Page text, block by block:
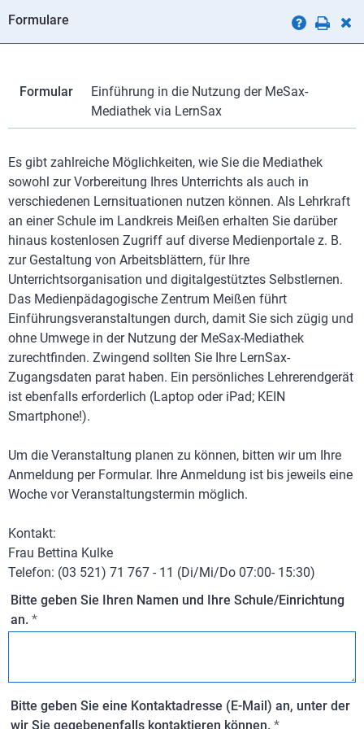
Formulare
Formular
Einführung in die Nutzung der MeSax-
Mediathek via LernSax
Es gibt zahlreiche Möglichkeiten, wie Sie die Mediathek
sowohl zur Vorbereitung Ihres Unterrichts als auch in
verschiedenen Lernsituationen nutzen können. Als Lehrkraft
an einer Schule im Landkreis Meißen erhalten Sie darüber
hinaus kostenlosen Zugriff auf diverse Medienportale z. B.
zur Gestaltung von Arbeitsblättern, für Ihre
Unterrichtsorganisation und digitalgestütztes Selbstlernen.
Das Medienpädagogische Zentrum Meißen führt
Einführungsveranstaltungen durch, damit Sie sich zügig und
ohne Umwege in der Nutzung der MeSax-Mediathek
zurechtfinden. Zwingend sollten Sie Ihre LernSax-
Zugangsdaten parat haben. Ein persönliches Lehrerendgerät
ist ebenfalls erforderlich (Laptop oder iPad; KEIN
Smartphone!).
Um die Veranstaltung planen zu können, bitten wir um Ihre
Anmeldung per Formular. Ihre Anmeldung ist bis jeweils eine
Woche vor Veranstaltungstermin möglich.
Kontakt:
Frau Bettina Kulke
Telefon: (03 521) 71 767 - 11 (Di/Mi/Do 07:00- 15:30)
Bitte geben Sie Ihren Namen und Ihre Schule/Einrichtung
an. *
Bitte geben Sie eine Kontaktadresse (E-Mail) an, unter der
wir Sie gegebenenfalls kontaktieren können. *